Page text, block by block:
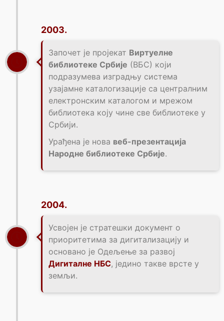
2003.
Започет је пројекат Виртуелне
библиотеке Србије (ВБС) који
подразумева изградњу система
узајамне каталогизације са централним
електронским каталогом и мрежом
библиотека коју чине све библиотеке у
Србији.
Урађена је нова веб-презентација
Народне библиотеке Србије.
2004.
Усвојен је стратешки документ о
приоритетима за дигитализацију и
основано је Одељење за развој
Дигиталне НБС, једино такве врсте у
земљи.